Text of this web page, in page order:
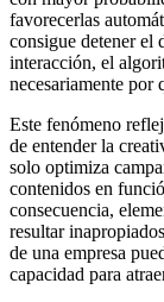
favorecerlas
consigue detener el
interacción, el
necesariamente por
Este fenómeno
de entender la
solo optimiza
contenidos en
consecuencia,
resultar
de una empresa
capacidad para